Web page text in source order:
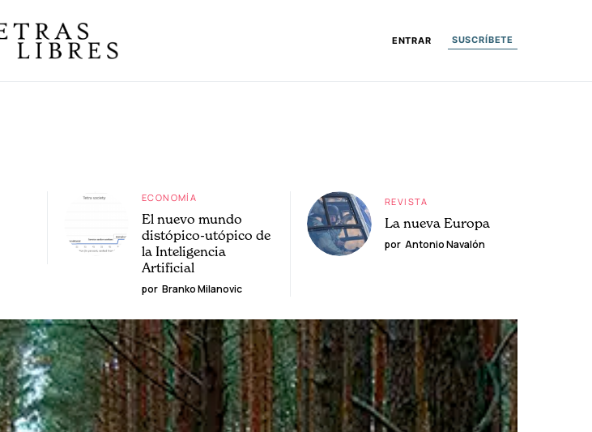
ENTRAR SUSCRÍBETE
ECONOMÍA
El nuevo mundo
distópico-utópico de
la Inteligencia
Artificial
por Branko Milanovic
REVISTA
La nueva Europa
por Antonio Navalón